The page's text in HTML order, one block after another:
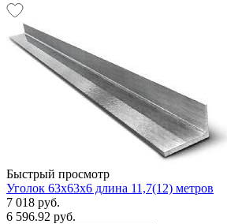
Быстрый просмотр
Уголок 63х63х6 длина 11,7(12) метров
7 018 руб.
6 596.92 руб.